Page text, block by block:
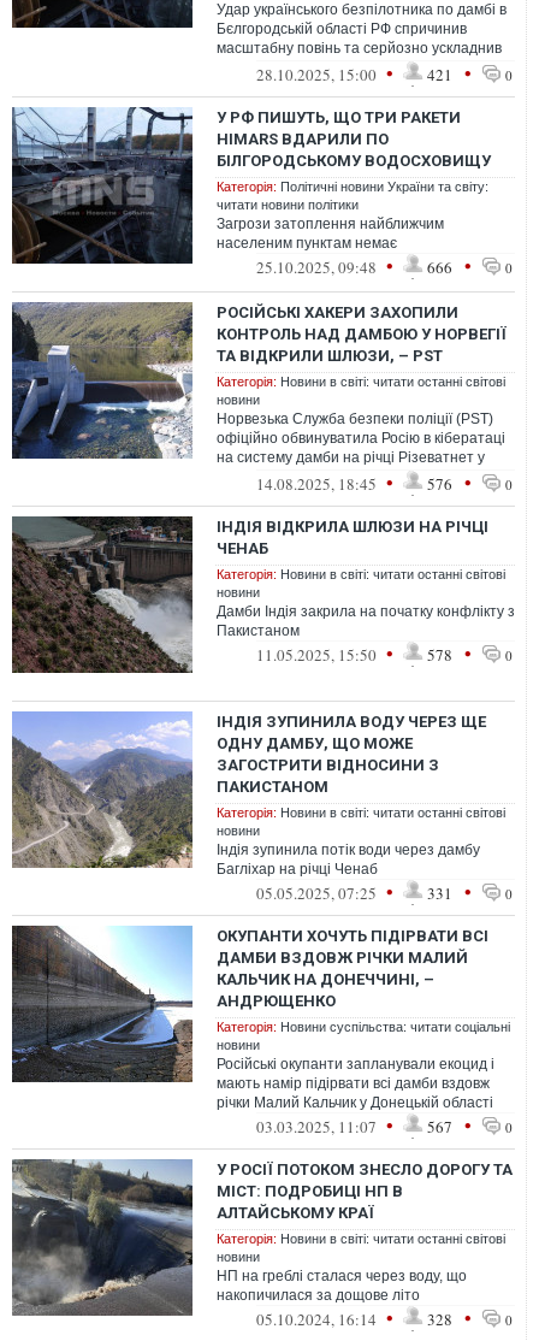
Удар українського безпілотника по дамбі в
Бєлгородській області РФ спричинив
масштабну повінь та серйозно ускладнив
логістику російських військ побли...
28.10.2025, 15:00 • 421 • 0
У РФ ПИШУТЬ, ЩО ТРИ РАКЕТИ
HIMARS ВДАРИЛИ ПО
БІЛГОРОДСЬКОМУ ВОДОСХОВИЩУ
Категорія: Політичні новини України та світу:
читати новини політики
Загрози затоплення найближчим
населеним пунктам немає
25.10.2025, 09:48 • 666 • 0
РОСІЙСЬКІ ХАКЕРИ ЗАХОПИЛИ
КОНТРОЛЬ НАД ДАМБОЮ У НОРВЕГІЇ
ТА ВІДКРИЛИ ШЛЮЗИ, – PST
Категорія: Новини в світі: читати останні світові
новини
Норвезька Служба безпеки поліції (PST)
офіційно обвинуватила Росію в кібератаці
на систему дамби на річці Різеватнет у
Бремангері14.08.2025, 18:45 • 576 • 0
ІНДІЯ ВІДКРИЛА ШЛЮЗИ НА РІЧЦІ
ЧЕНАБ
Категорія: Новини в світі: читати останні світові
новини
Дамби Індія закрила на початку конфлікту з
Пакистаном
11.05.2025, 15:50 • 578 • 0
ІНДІЯ ЗУПИНИЛА ВОДУ ЧЕРЕЗ ЩЕ
ОДНУ ДАМБУ, ЩО МОЖЕ
ЗАГОСТРИТИ ВІДНОСИНИ З
ПАКИСТАНОМ
Категорія: Новини в світі: читати останні світові
новини
Індія зупинила потік води через дамбу
Багліхар на річці Ченаб
05.05.2025, 07:25 • 331 • 0
ОКУПАНТИ ХОЧУТЬ ПІДІРВАТИ ВСІ
ДАМБИ ВЗДОВЖ РІЧКИ МАЛИЙ
КАЛЬЧИК НА ДОНЕЧЧИНІ, –
АНДРЮЩЕНКО
Категорія: Новини суспільства: читати соціальні
новини
Російські окупанти запланували екоцид і
мають намір підірвати всі дамби вздовж
річки Малий Кальчик у Донецькій області
03.03.2025, 11:07 • 567 • 0
У РОСІЇ ПОТОКОМ ЗНЕСЛО ДОРОГУ ТА
МІСТ: ПОДРОБИЦІ НП В
АЛТАЙСЬКОМУ КРАЇ
Категорія: Новини в світі: читати останні світові
новини
НП на греблі сталася через воду, що
накопичилася за дощове літо
05.10.2024, 16:14 • 328 • 0